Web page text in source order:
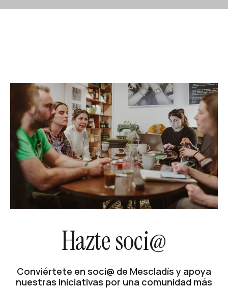
Hazte soci@
Conviértete en soci@ de Mescladís y apoya
nuestras iniciativas por una comunidad más